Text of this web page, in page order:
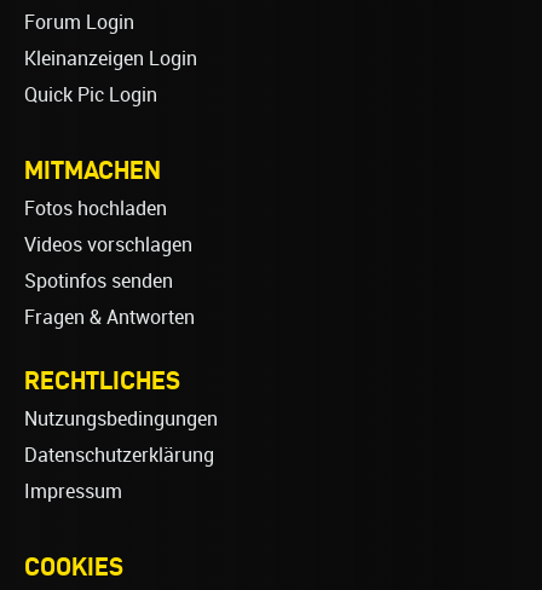
Forum Login
Kleinanzeigen Login
Quick Pic Login
MITMACHEN
Fotos hochladen
Videos vorschlagen
Spotinfos senden
Fragen & Antworten
RECHTLICHES
Nutzungsbedingungen
Datenschutzerklärung
Impressum
COOKIES